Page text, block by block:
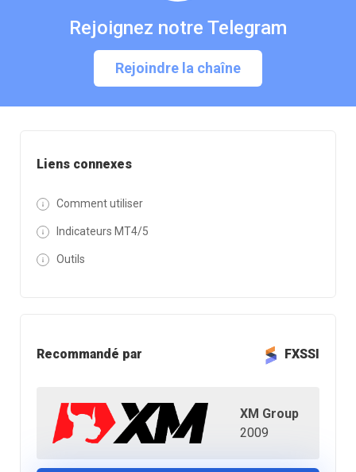
Liens connexes
Comment utiliser
Indicateurs MT4/5
Outils
Recommandé par FXSSI
XM Group
2009
Rejoignez notre Telegram
Rejoindre la chaîne